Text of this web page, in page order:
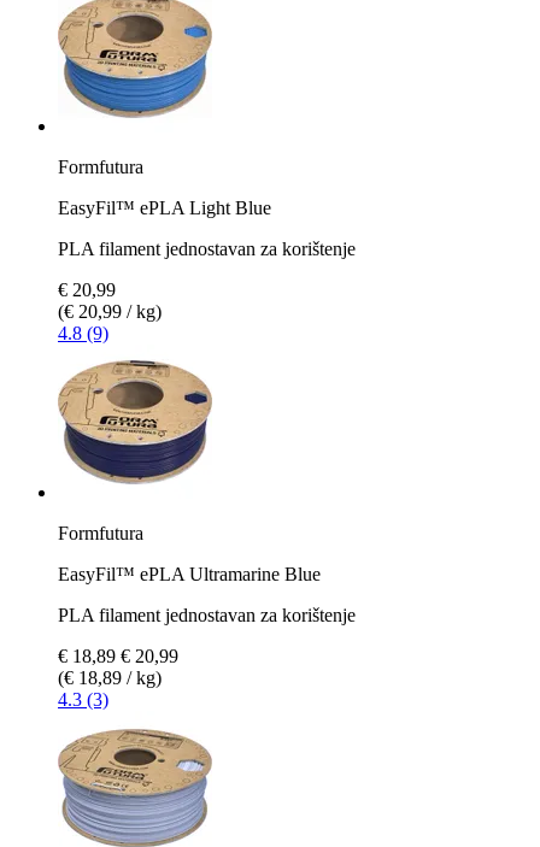
Formfutura
EasyFil™ ePLA Light Blue
PLA filament jednostavan za korištenje
€ 20,99
(€ 20,99 / kg)
4.8 (9)
Formfutura
EasyFil™ ePLA Ultramarine Blue
PLA filament jednostavan za korištenje
€ 18,89 € 20,99
(€ 18,89 / kg)
4.3 (3)